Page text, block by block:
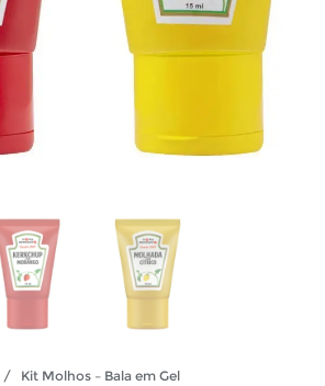
/ Kit Molhos – Bala em Gel